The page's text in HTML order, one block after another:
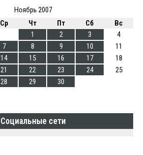
Ноябрь 2007
Ср Чт Пт Сб
Вс
1
2 3
4
7 8 9 10
11
14 15 16 17
18
21 22 23 24
25
28 29
30
Социальные сети